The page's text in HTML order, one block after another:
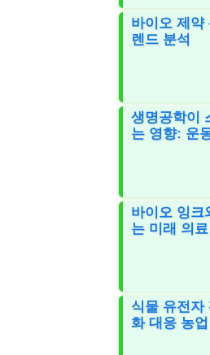
바이오 제약
렌드 분석
생명공학이
는 영향: 운
바이오 잉크
는 미래 의
식물 유전자
화 대응 농